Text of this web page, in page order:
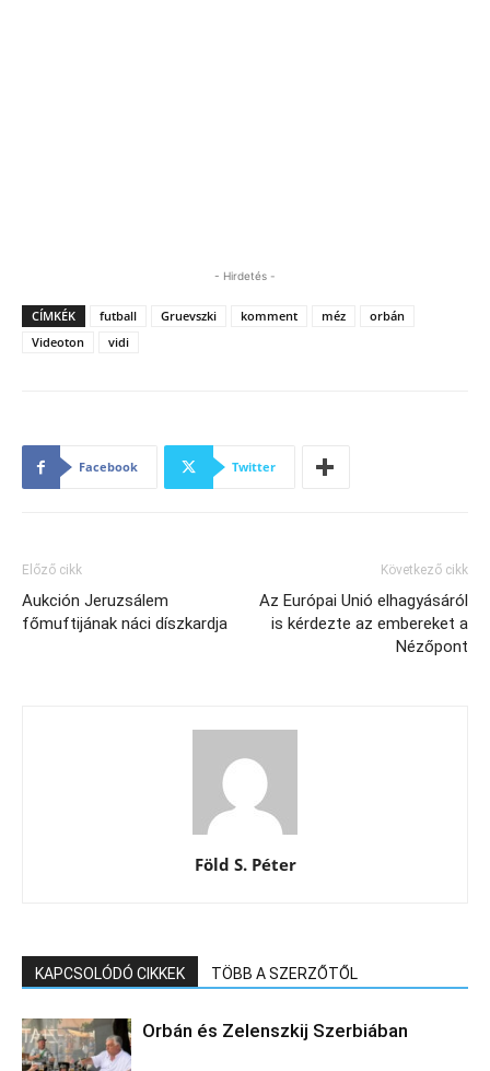
- Hirdetés -
CÍMKÉK futball Gruevszki komment méz
orbán
Videoton
vidi
Facebook Twitter
Előző cikk
Aukción Jeruzsálem
főmuftijának náci díszkardja
Következő cikk
Az Európai Unió elhagyásáról
is kérdezte az embereket a
Nézőpont
Föld S. Péter
KAPCSOLÓDÓ CIKKEK TÖBB A SZERZŐTŐL
Orbán és Zelenszkij Szerbiában